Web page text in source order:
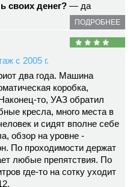
своих денег? — да
ПОДРОБНЕЕ
с 2005 г.
два года. Машина
коробка,
то, УАЗ обратил
кресла, много места в
и сидят вполне себе
обзор на уровне -
По проходимости держат
любые препятствия. По
где-то на сотку уходит